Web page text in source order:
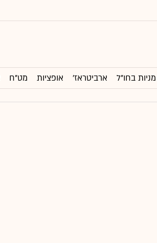
מניות בחו"ל ארביטראז' אופציות מט"ח